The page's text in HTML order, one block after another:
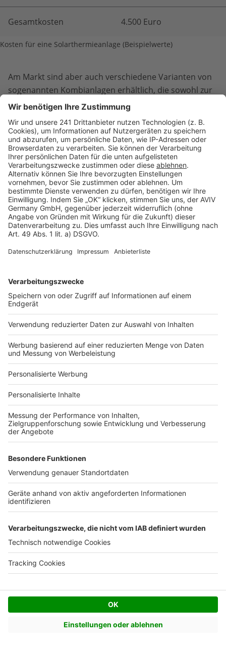
Kosten für eine Solarthermieanlage (Beispielwerte)
Gesamtkosten 4.500 Euro
Am Markt sind aber auch verschiedene Varianten von
sogenannten Kombianlagen erhältlich, die sowohl zur
Trinkwassererwärmung als auch zur
sind speziell für Einfamilienhäuser und Wohnungen
konzipiert. Für einen Vierpersonenhaushalt wird eine
Flachkollektorfläche von etwa 16 Quadratmetern
benötigt. Hinzu kommt ein Solarspeicher von einer
empfohlenen Größe von 1.000 Litern. Die Kosten für
Kosten für Montage und Zubehör belaufen sich auf
rund 3.000 Euro.
Kosten für die Kollektoren:16 Quadratmeter * 300
Euro
Installation und Zubehörrund 3.000 Euro.
Gesamtkosten für die Solarthermieanlage mit
Heizungsunterstützung:
Komponenten
Flachkollektoren (16
Quadratmeter)
4.800 Euro
Solarspeicher (1000 Liter)
Installation und Zubehör 3.000 Euro
Gesamtkosten 9.600 Euro
Solarthermieanlage finanziell aus?
Die Amortisationszeit einer Solarthermieanlage hängt